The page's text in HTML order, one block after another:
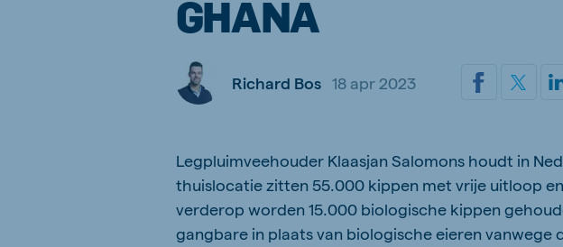
GHANA
Richard Bos 18 apr 2023
Legpluimveehouder Klaasjan Salomons houdt in
thuislocatie zitten 55.000 kippen met vrije uitloop
verderop worden 15.000 biologische kippen
gangbare in plaats van biologische eieren